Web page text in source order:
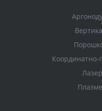
Координатно-